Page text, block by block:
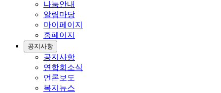
나눔안내
알림마당
마이페이지
홈페이지
공지사항
공지사항
연합회소식
언론보도
복지뉴스